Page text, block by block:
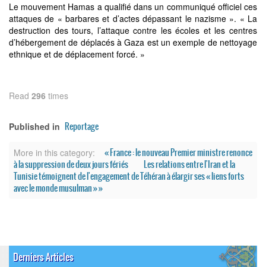
Le mouvement Hamas a qualifié dans un communiqué officiel ces
attaques de « barbares et d’actes dépassant le nazisme ». « La
destruction des tours, l’attaque contre les écoles et les centres
d’hébergement de déplacés à Gaza est un exemple de nettoyage
ethnique et de déplacement forcé. »
Read 296 times
Published in Reportage
More in this category:
« France : le nouveau Premier ministre renonce
à la suppression de deux jours fériés
Les relations entre l'Iran et la
Tunisie témoignent de l'engagement de Téhéran à élargir ses « liens forts
avec le monde musulman » »
Derniers Articles